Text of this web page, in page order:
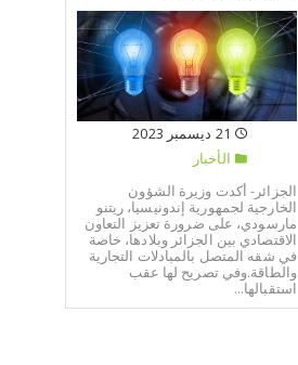
الأخبار
الجزائر- أكدت وزيرة الشؤون
الخارجية لجمهورية إندونيسيا، ريتنو
مارسودي، على ضرورة تعزيز التعاون
الاقتصادي بين الجزائر وبلادها، خاصة
في شقه المتصل بالمبادلات التجارية
والطاقة.وفي تصريح لها عقب
استقبالها...